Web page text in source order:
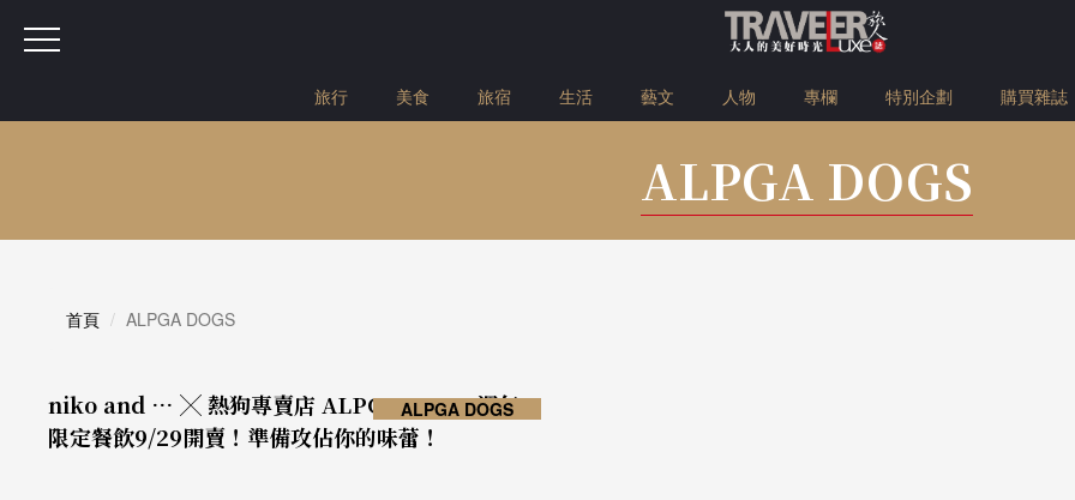
旅行 美食 旅宿 生活 藝文 人物 專欄 特別企劃 購買雜誌
ALPGA DOGS
首頁 ALPGA DOGS
niko and … ╳ 熱狗專賣店 ALPGA DOGS 週年
限定餐飲9/29開賣！準備攻佔你的味蕾！
ALPGA DOGS